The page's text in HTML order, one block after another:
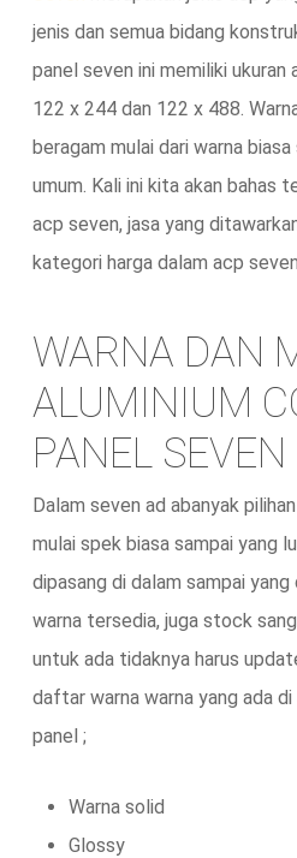
jenis dan semua bidang
panel seven ini memiliki ukuran
122 x 244 dan 122 x 488.
beragam mulai dari warna
umum. Kali ini kita akan bahas
acp seven, jasa yang
kategori harga dalam acp
WARNA DAN
ALUMINIUM
PANEL SEVEN
Dalam seven ad abanyak
mulai spek biasa sampai yang
dipasang di dalam sampai yang
warna tersedia, juga stock
untuk ada tidaknya harus
daftar warna warna yang ada
panel ;
Warna solid
Glossy